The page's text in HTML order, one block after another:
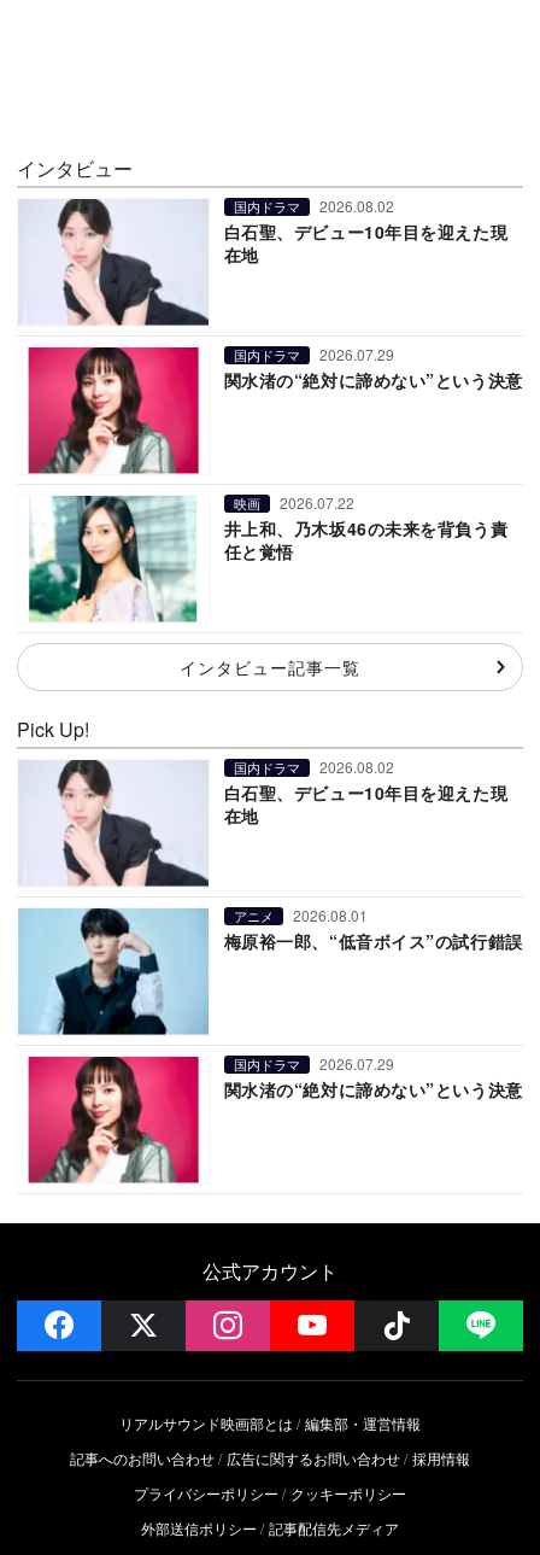
インタビュー
国内ドラマ 2026.08.02
白石聖、デビュー10年目を迎えた現
在地
国内ドラマ 2026.07.29
関水渚の“絶対に諦めない”という決意
映画 2026.07.22
井上和、乃木坂46の未来を背負う責
任と覚悟
インタビュー記事一覧
Pick Up!
国内ドラマ 2026.08.02
白石聖、デビュー10年目を迎えた現
在地
アニメ 2026.08.01
梅原裕一郎、“低音ボイス”の試行錯誤
国内ドラマ 2026.07.29
関水渚の“絶対に諦めない”という決意
公式アカウント
facebook instagramYouTube Follow
リアルサウンド映画部とは
編集部・運営情報
記事へのお問い合わせ
広告に関するお問い合わせ 採用情報
プライバシーポリシー
クッキーポリシー
外部送信ポリシー
記事配信先メディア